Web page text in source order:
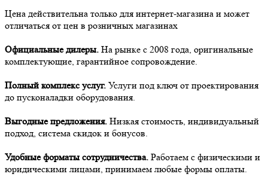
Цена действительна только для интернет-магазина и может
отличаться от цен в розничных магазинах
Официальные дилеры. На рынке с 2008 года, оригинальные
комплектующие, гарантийное сопровождение.
Полный комплекс услуг. Услуги под ключ от проектирования
до пусконаладки оборудования.
Выгодные предложения. Низкая стоимость, индивидуальный
подход, система скидок и бонусов.
Удобные форматы сотрудничества. Работаем с физическими и
юридическими лицами, принимаем любые формы оплаты.